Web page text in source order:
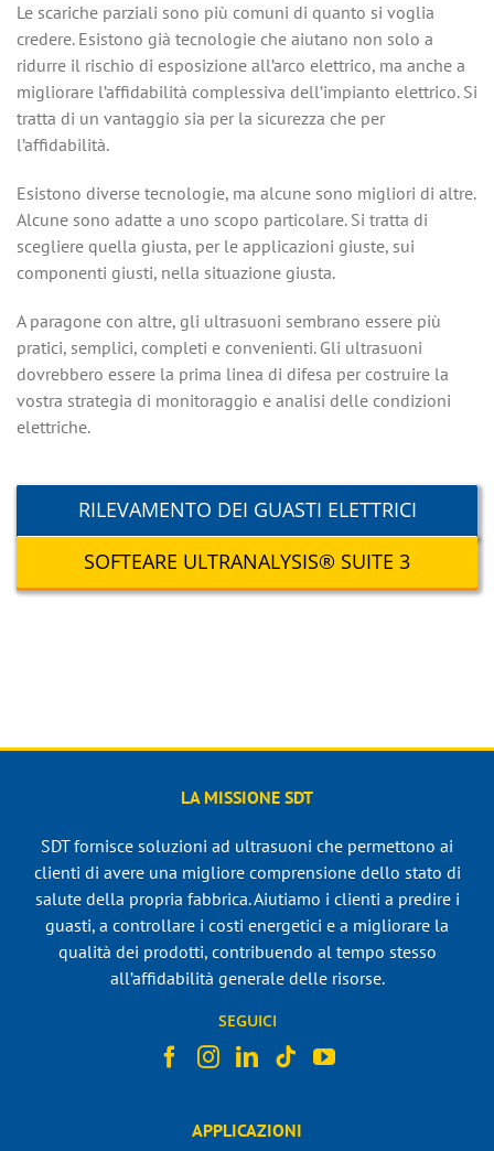
Le scariche parziali sono più comuni di quanto si voglia
credere. Esistono già tecnologie che aiutano non solo a
ridurre il rischio di esposizione all’arco elettrico, ma anche a
migliorare l’affidabilità complessiva dell’impianto elettrico. Si
tratta di un vantaggio sia per la sicurezza che per
l’affidabilità.
Esistono diverse tecnologie, ma alcune sono migliori di altre.
Alcune sono adatte a uno scopo particolare. Si tratta di
scegliere quella giusta, per le applicazioni giuste, sui
componenti giusti, nella situazione giusta.
A paragone con altre, gli ultrasuoni sembrano essere più
pratici, semplici, completi e convenienti. Gli ultrasuoni
dovrebbero essere la prima linea di difesa per costruire la
vostra strategia di monitoraggio e analisi delle condizioni
elettriche.
RILEVAMENTO DEI GUASTI ELETTRICI
SOFTEARE ULTRANALYSIS® SUITE 3
LA MISSIONE SDT
SDT fornisce soluzioni ad ultrasuoni che permettono ai
clienti di avere una migliore comprensione dello stato di
salute della propria fabbrica. Aiutiamo i clienti a predire i
guasti, a controllare i costi energetici e a migliorare la
qualità dei prodotti, contribuendo al tempo stesso
all’affidabilità generale delle risorse.
SEGUICI
APPLICAZIONI